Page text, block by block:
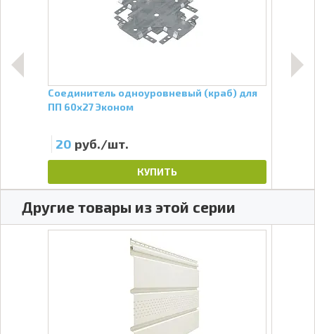
Соединитель одноуровневый (краб) для
ПП 60х27 Эконом
20 руб./шт.
КУПИТЬ
Другие товары из этой серии